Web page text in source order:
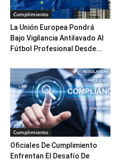
Cumplimiento
La Unión Europea Pondrá
Bajo Vigilancia Antilavado Al
Fútbol Profesional Desde...
Cumplimiento
Oficiales De Cumplimiento
Enfrentan El Desafío De